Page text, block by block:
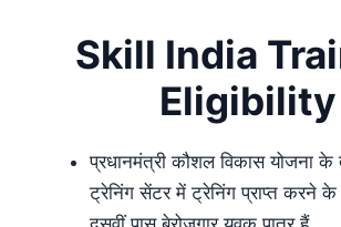
Skill India
Eligibility
प्रधानमंत्री कौशल विकास योजना के
ट्रेनिंग सेंटर में ट्रेनिंग प्राप्त करने के